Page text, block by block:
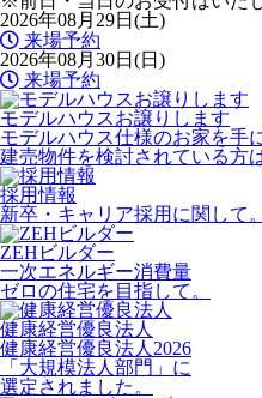
2026年08月29日(土)
来場予約
2026年08月30日(日)
来場予約
モデルハウスお譲りします
モデルハウス仕様のお家を手
建売物件を検討されている方
採用情報
新卒・キャリア採用に関して。
ZEHビルダー
一次エネルギー消費量
ゼロの住宅を目指して。
健康経営優良法人
健康経営優良法人2026
「大規模法人部門」に
選定されました。